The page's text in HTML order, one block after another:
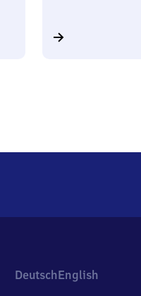
DeutschEnglish